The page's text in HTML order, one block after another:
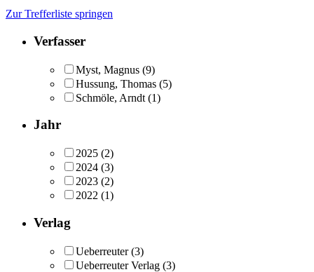
Zur Trefferliste springen
Verfasser
Myst, Magnus (9)
Hussung, Thomas (5)
Schmöle, Arndt (1)
Jahr
2025 (2)
2024 (3)
2023 (2)
2022 (1)
Verlag
Ueberreuter (3)
Ueberreuter Verlag (3)